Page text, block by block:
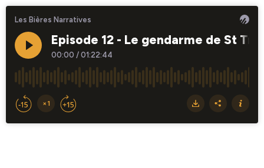
Les Bières Narratives
Episode 12 - Le gendarme de St
00:00 / 01:22:44
×1